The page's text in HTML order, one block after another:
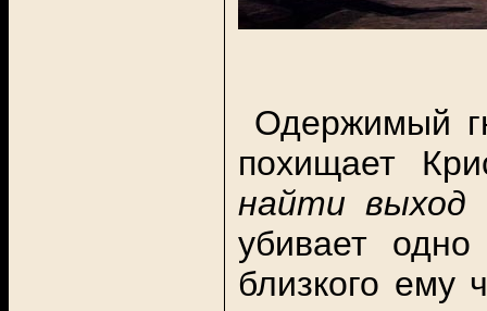
Одержимый
похищает
найти выход
убивает
близкого ему